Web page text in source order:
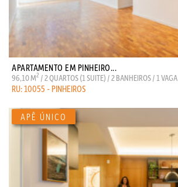
APARTAMENTO EM PINHEIRO...
96,10 M2 / 2 QUARTOS (1 SUITE) / 2 BANHEIROS / 1 VAGA
RU: 10055 - PINHEIROS